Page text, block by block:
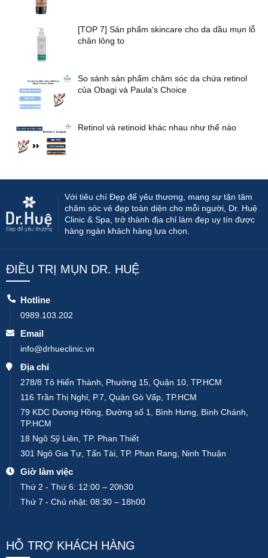
[TOP 7] Sản phẩm skincare cho da dầu mụn lỗ
chân lông to
So sánh sản phẩm chăm sóc da chứa retinol
của Obagi và Paula's Choice
Retinol và retinoid khác nhau như thế nào
Với tiêu chí Đẹp để yêu thương, mang sự tận tâm
chăm sóc vẻ đẹp toàn diện cho mỗi người, Dr. Huệ
Clinic & Spa, trở thành địa chỉ làm đẹp uy tín được
hàng ngàn khách hàng lựa chọn.
ĐIỀU TRỊ MỤN DR. HUỆ
Hotline
0989.103.202
Email
info@drhueclinic.vn
Địa chỉ
278/8 Tô Hiến Thành, Phường 15, Quận 10, TP.HCM
116 Trần Thị Nghỉ, P.7, Quận Gò Vấp, TP.HCM
79 KDC Dương Hồng, Đường số 1, Bình Hưng, Bình Chánh,
TP.HCM
18 Ngô Sỹ Liên, TP. Phan Thiết
301 Ngô Gia Tự, Tấn Tài, TP. Phan Rang, Ninh Thuận
Giờ làm việc
Thứ 2 - Thứ 6: 12:00 – 20h30
Thứ 7 - Chủ nhật: 08:30 – 18h00
HỖ TRỢ KHÁCH HÀNG